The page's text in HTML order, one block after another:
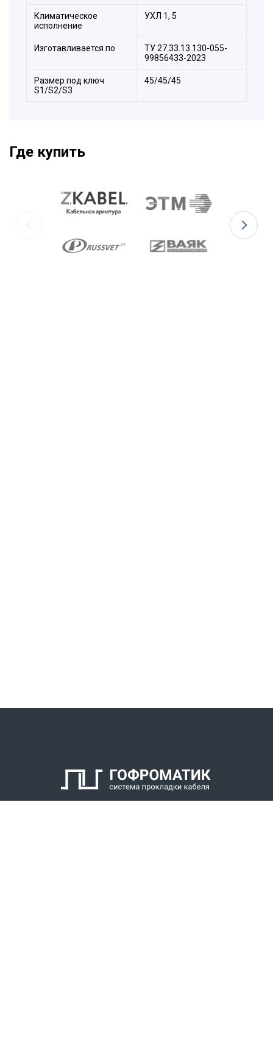
Климатическое
исполнение
УХЛ 1, 5
Изготавливается по
ТУ 27.33.13.130-055-
99856433-2023
Размер под ключ
S1/S2/S3
45/45/45
Где купить